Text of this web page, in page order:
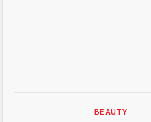
BEAUTY